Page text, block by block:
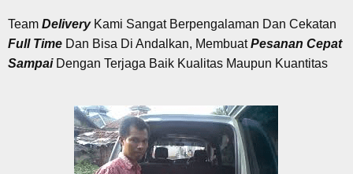
Team DeliveryKami Sangat Berpengalaman Dan Cekatan
Full Time Dan Bisa Di Andalkan, MembuatPesanan Cepat
SampaiDengan Terjaga Baik Kualitas Maupun Kuantitas